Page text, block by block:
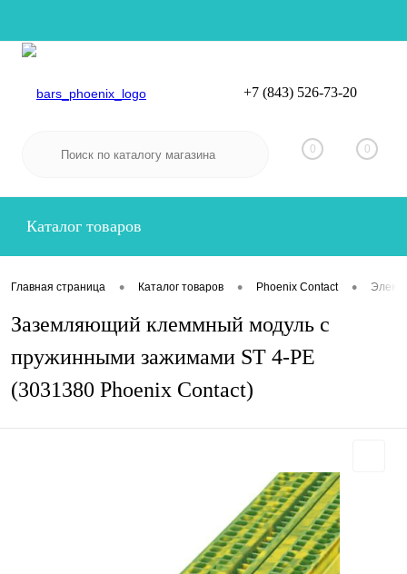
Вход
+7 (843) 526-73-20
0 0
Каталог товаров
Главная страница • Каталог товаров • Phoenix Contact •
Заземляющий клеммный модуль с
пружинными зажимами ST 4-PE
(3031380 Phoenix Contact)